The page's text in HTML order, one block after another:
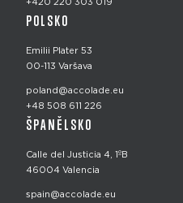
POLSKO
Emilii Plater 53
00-113 Varšava
poland@accolade.eu
+48 508 611 226
ŠPANĚLSKO
Calle del Justicia 4, 1ºB
46004 Valencia
spain@accolade.eu